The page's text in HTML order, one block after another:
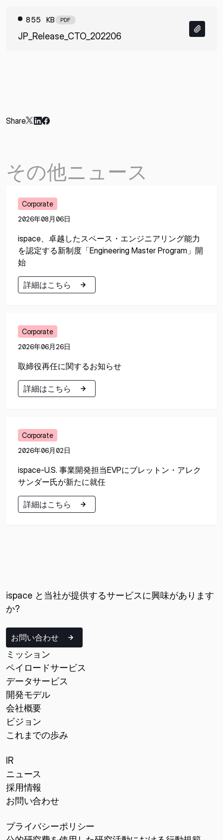
855 KB PDF
JP_Release_CTO_202206
Share
その他ニュース
Corporate
2026年08月06日
ispace、卓越したスペース・エンジニアリング能力
を認定する新制度「Engineering Master Program」開
始
詳細はこちら
Corporate
2026年06月26日
取締役再任に関するお知らせ
詳細はこちら
Corporate
2026年06月02日
ispace-U.S. 事業開発担当EVPにブレットン・アレク
サンダー氏が新たに就任
詳細はこちら
ispace と当社が提供するサービスに興味があります
か?
お問い合わせ
ミッション
ペイロードサービス
データサービス
開発モデル
会社概要
ビジョン
これまでの歩み
IR
ニュース
採用情報
お問い合わせ
プライバシーポリシー